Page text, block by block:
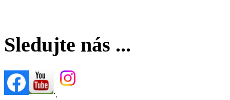
Sledujte nás ...
..